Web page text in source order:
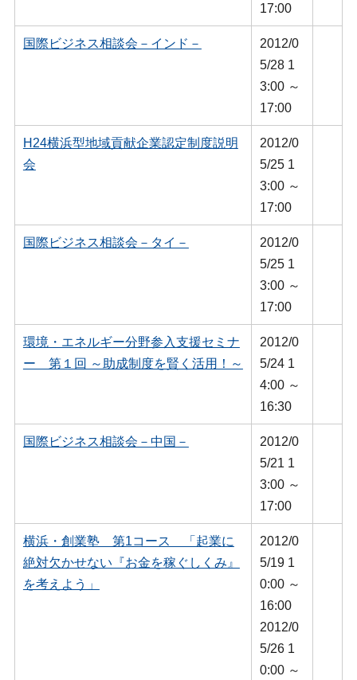
17:00
国際ビジネス相談会－インド－
2012/0
5/28 1
3:00 ～
17:00
H24横浜型地域貢献企業認定制度説明
会
2012/0
5/25 1
3:00 ～
17:00
国際ビジネス相談会－タイ－
2012/0
5/25 1
3:00 ～
17:00
環境・エネルギー分野参入支援セミナ
ー 第１回 ～助成制度を賢く活用！～
2012/0
5/24 1
4:00 ～
16:30
国際ビジネス相談会－中国－
2012/0
5/21 1
3:00 ～
17:00
横浜・創業塾 第1コース 「起業に
絶対欠かせない『お金を稼ぐしくみ』
を考えよう」
2012/0
5/19 1
0:00 ～
16:00
2012/0
5/26 1
0:00 ～